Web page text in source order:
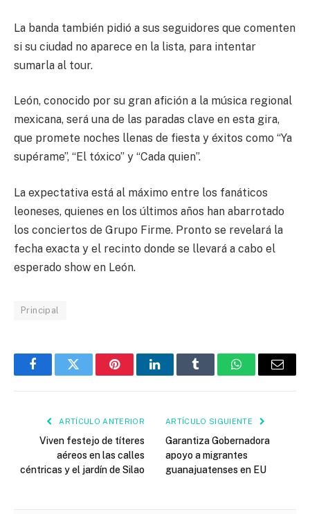
La banda también pidió a sus seguidores que comenten
si su ciudad no aparece en la lista, para intentar
sumarla al tour.
León, conocido por su gran afición a la música regional
mexicana, será una de las paradas clave en esta gira,
que promete noches llenas de fiesta y éxitos como “Ya
supérame”, “El tóxico” y “Cada quien”.
La expectativa está al máximo entre los fanáticos
leoneses, quienes en los últimos años han abarrotado
los conciertos de Grupo Firme. Pronto se revelará la
fecha exacta y el recinto donde se llevará a cabo el
esperado show en León.
Principal
FacebookTwitter PinterestLinkedInTumblr WhatsAppEmail
ARTÍCULO ANTERIOR
Viven festejo de títeres
aéreos en las calles
céntricas y el jardín de Silao
ARTÍCULO SIGUIENTE
Garantiza Gobernadora
apoyo a migrantes
guanajuatenses en EU